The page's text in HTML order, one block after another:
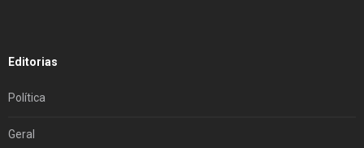
Editorias
Política
Geral